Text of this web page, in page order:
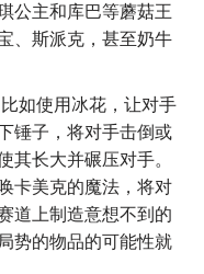
公主和库巴等蘑菇王
、斯派克，甚至奶牛
如使用冰花，让对手
锤子，将对手击倒或
其长大并碾压对手。
卡美克的魔法，将对
道上制造意想不到的
势的物品的可能性就